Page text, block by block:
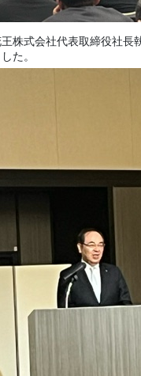
株式会社代表取締役社
た。